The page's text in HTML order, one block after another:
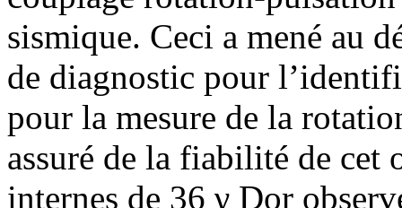
sismique. Ceci a mené au
de diagnostic pour
pour la mesure de la
assuré de la fiabilité de cet
internes de 36 γ Dor